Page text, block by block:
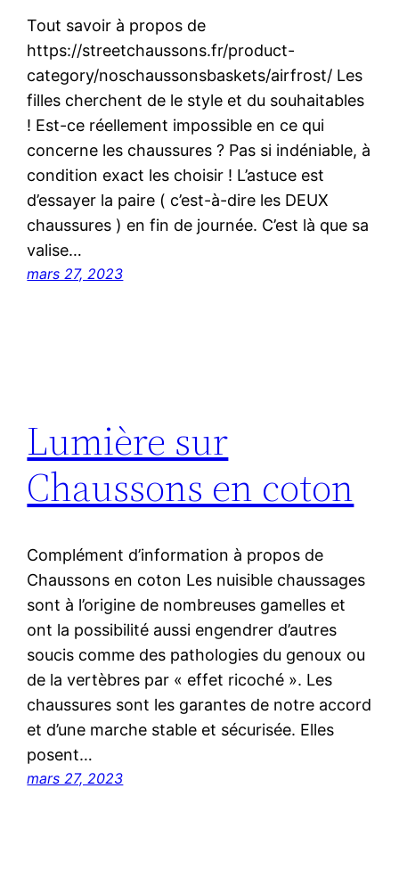
Tout savoir à propos de
https://streetchaussons.fr/product-
category/noschaussonsbaskets/airfrost/ Les
filles cherchent de le style et du souhaitables
! Est-ce réellement impossible en ce qui
concerne les chaussures ? Pas si indéniable, à
condition exact les choisir ! L’astuce est
d’essayer la paire ( c’est-à-dire les DEUX
chaussures ) en fin de journée. C’est là que sa
valise…
mars 27, 2023
Lumière sur
Chaussons en coton
Complément d’information à propos de
Chaussons en coton Les nuisible chaussages
sont à l’origine de nombreuses gamelles et
ont la possibilité aussi engendrer d’autres
soucis comme des pathologies du genoux ou
de la vertèbres par « effet ricoché ». Les
chaussures sont les garantes de notre accord
et d’une marche stable et sécurisée. Elles
posent…
mars 27, 2023